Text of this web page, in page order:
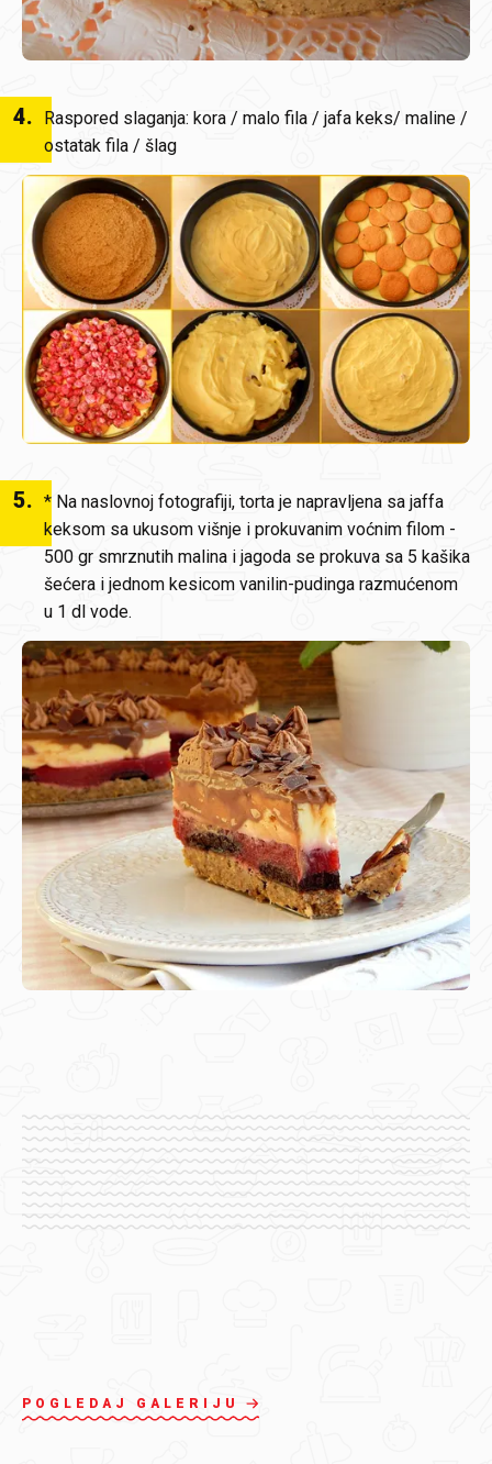
4.
Raspored slaganja: kora / malo fila / jafa keks/ maline /
ostatak fila / šlag
5. * Na naslovnoj fotografiji, torta je napravljena sa jaffa
keksom sa ukusom višnje i prokuvanim voćnim filom -
500 gr smrznutih malina i jagoda se prokuva sa 5 kašika
šećera i jednom kesicom vanilin-pudinga razmućenom
u 1 dl vode.
POGLEDAJ GALERIJU